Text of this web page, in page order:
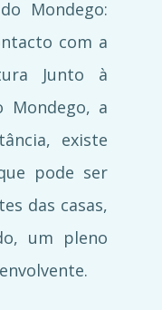
Mondego:
com a
Junto à
Mondego, a
existe
pode ser
das casas,
um pleno